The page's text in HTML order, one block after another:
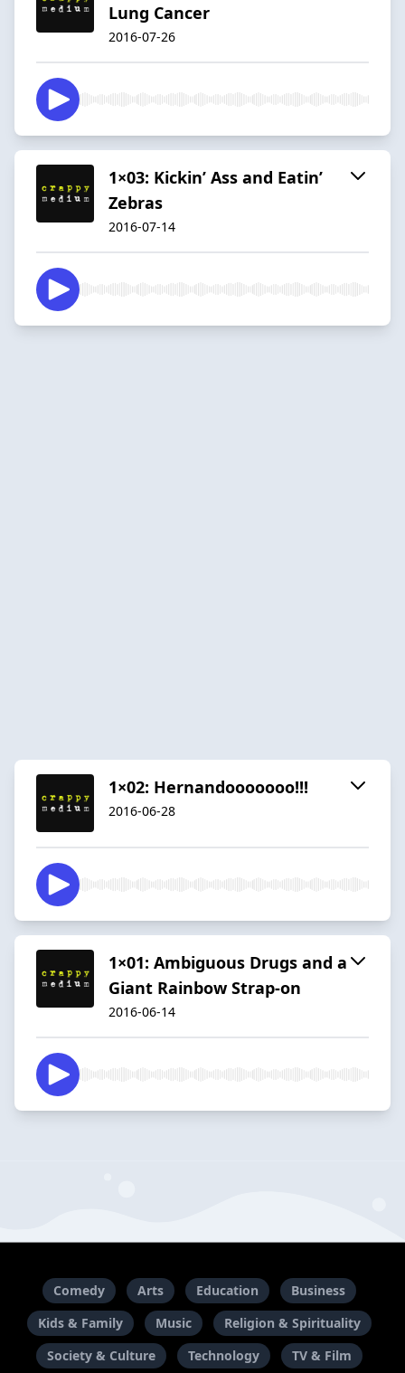
Lung Cancer
2016-07-26
1×03: Kickin’ Ass and Eatin’
Zebras
2016-07-14
1×02: Hernandooooooo!!!
2016-06-28
1×01: Ambiguous Drugs and a
Giant Rainbow Strap-on
2016-06-14
Comedy Arts Education
Business
Kids & Family
Music
Religion & Spirituality
Society & Culture
Technology TV & Film